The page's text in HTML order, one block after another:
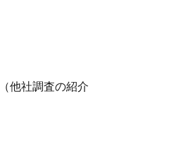
他社調査の紹介